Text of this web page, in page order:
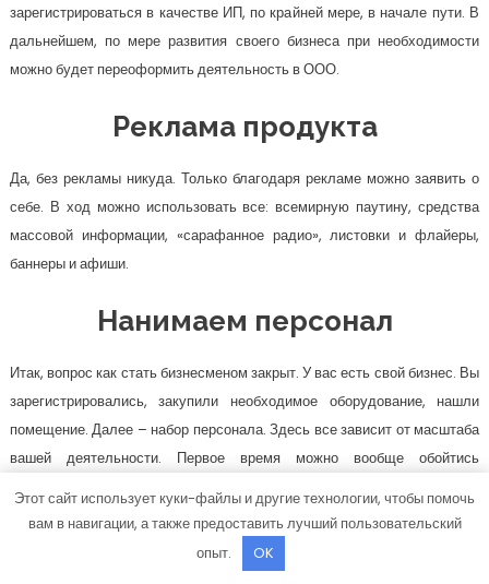
зарегистрироваться в качестве ИП, по крайней мере, в начале пути. В
дальнейшем, по мере развития своего бизнеса при необходимости
можно будет переоформить деятельность в ООО.
Реклама продукта
Да, без рекламы никуда. Только благодаря рекламе можно заявить о
себе. В ход можно использовать все: всемирную паутину, средства
массовой информации, «сарафанное радио», листовки и флайеры,
баннеры и афиши.
Нанимаем персонал
Итак, вопрос как стать бизнесменом закрыт. У вас есть свой бизнес. Вы
зарегистрировались, закупили необходимое оборудование, нашли
помещение. Далее – набор персонала. Здесь все зависит от масштаба
вашей деятельности. Первое время можно вообще обойтись
магазине. Члены вашей семьи могут встать за прилавок, убрать
помещение или сыграть роль охранника.
Этот сайт использует куки-файлы и другие технологии, чтобы помочь
вам в навигации, а также предоставить лучший пользовательский
опыт.
OK